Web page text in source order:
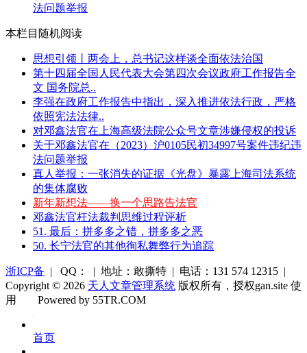
法问题举报
本栏目随机阅读
思想引领丨两会上，总书记这样谈全面依法治国
第十四届全国人民代表大会第四次会议政府工作报告全
文 国务院总..
李强在政府工作报告中指出，深入推进依法行政，严格
依照宪法法律..
对邓鑫法官在上海高级法院公众号文章涉嫌侵权的投诉
关于邓鑫法官在（2023）沪0105民初34997号案件违纪违
法问题举报
真人举报：一张消失的证据《光盘》暴露上海司法系统
的集体腐败
新年新想法——换一个思路告法官
邓鑫法官枉法裁判思维过程评析
51. 最后：拼多多之错，拼多多之恶
50. 长宁法官的其他徇私舞弊行为追踪
浙ICP备 | QQ： | 地址：敢撕特 | 电话：131 574 12315 |
Copyright © 2026 天人文章管理系统 版权所有，授权gan.site 使
用
库
Powered by 55TR.COM
首页